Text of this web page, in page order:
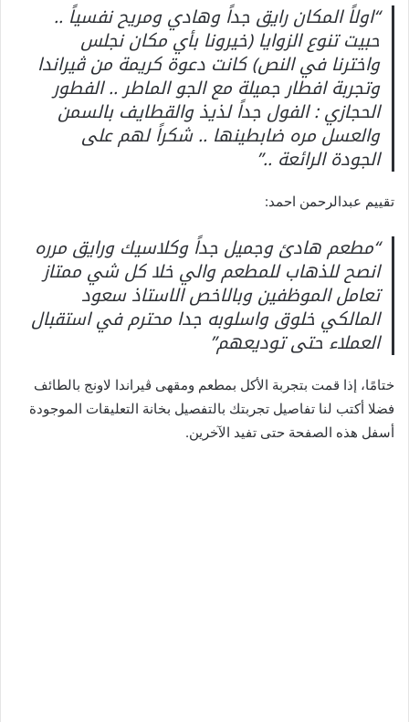
“اولاً المكان رايق جداً وهادي ومريح نفسياً ..
حبيت تنوع الزوايا (خيرونا بأي مكان نجلس
واخترنا في النص) كانت دعوة كريمة من ڤيراندا
وتجربة افطار جميلة مع الجو الماطر .. الفطور
الحجازي : الفول جداً لذيذ والقطايف بالسمن
والعسل مره ضابطينها .. شكراً لهم على
الجودة الرائعة ..”
تقييم عبدالرحمن احمد:
“مطعم هادئ وجميل جداً وكلاسيك ورايق مرره
انصح للذهاب للمطعم والي خلا كل شي ممتاز
تعامل الموظفين وبالاخص الاستاذ سعود
المالكي خلوق واسلوبه جدا محترم في استقبال
العملاء حتى توديعهم”
ختامًا، إذا قمت بتجربة الأكل بمطعم ومقهى ڤيراندا لاونج بالطائف
فضلا أكتب لنا تفاصيل تجربتك بالتفصيل بخانة التعليقات الموجودة
أسفل هذه الصفحة حتى تفيد الآخرين.